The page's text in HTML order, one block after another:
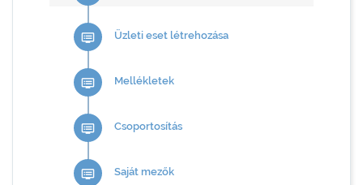
dvr Üzleti eset létrehozása
dvr Mellékletek
dvr Csoportosítás
dvr Saját mezők